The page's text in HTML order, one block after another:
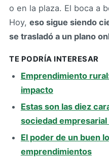
o en la plaza. El boca a
Hoy, eso sigue siendo
se trasladó a un plano
TE PODRÍA INTERESAR
Emprendimiento
impacto
Estas son las diez
sociedad empresarial
El poder de un buen
emprendimientos